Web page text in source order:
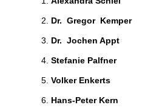
Dr.  Gregor  Kemper
Dr.  Jochen Appt
Stefanie Palfner
Volker Enkerts
Hans-Peter Kern